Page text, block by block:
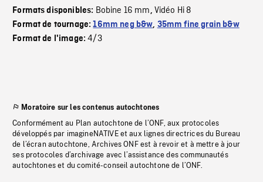
Formats disponibles: Bobine 16 mm, Vidéo Hi 8
Format de tournage:16mm neg b&w, 35mm fine grain b&w
Format de l'image:4/3
Moratoire sur les contenus autochtones
Conformément au Plan autochtone de l’ONF, aux protocoles
développés par imagineNATIVE et aux lignes directrices du Bureau
de l’écran autochtone, Archives ONF est à revoir et à mettre à jour
ses protocoles d’archivage avec l’assistance des communautés
autochtones et du comité-conseil autochtone de l’ONF.